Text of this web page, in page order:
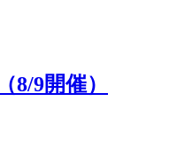
8/9開催）